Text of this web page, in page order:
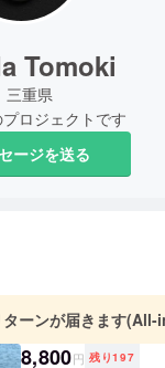
Tomoki
三重県
ロジェクトです
ージを送る
ーンが届きます(All-
8,800円 残り197